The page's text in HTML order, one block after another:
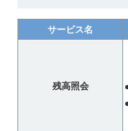
サービス名
残高照会